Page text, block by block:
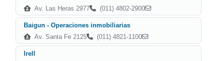
Av. Las Heras 2977
(011) 4802-2900
Baigun - Operaciones inmobiliarias
Av. Santa Fe 2125
(011) 4821-1100
Irell